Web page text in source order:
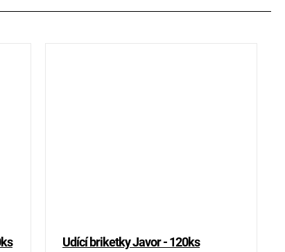
Udící briketky Javor - 120ks